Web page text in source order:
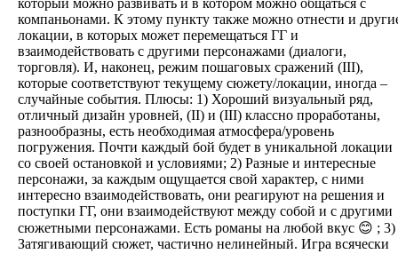
компаньонами. К этому пункту также можно отнести и
локации, в которых может перемещаться ГГ и
взаимодействовать с другими персонажами (диалоги,
торговля). И, наконец, режим пошаговых сражений (III),
которые соответствуют текущему сюжету/локации, иногда –
случайные события. Плюсы: 1) Хороший визуальный ряд,
отличный дизайн уровней, (II) и (III) классно проработаны,
разнообразны, есть необходимая атмосфера/уровень
погружения. Почти каждый бой будет в уникальной локации
со своей остановкой и условиями; 2) Разные и интересные
персонажи, за каждым ощущается свой характер, с ними
интересно взаимодействовать, они реагируют на решения и
поступки ГГ, они взаимодействуют между собой и с другими
сюжетными персонажами. Есть романы на любой вкус 😊 ; 3)
Затягивающий сюжет, частично нелинейный. Игра всячески